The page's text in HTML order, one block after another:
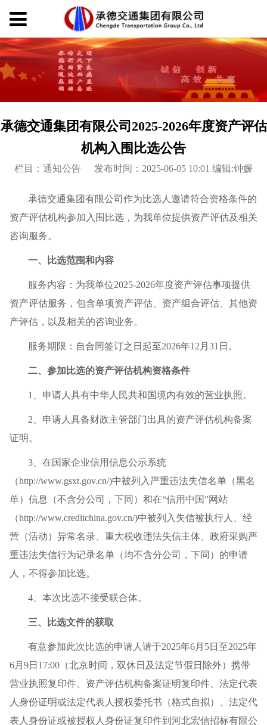
承德交通集团有限公司2025-2026年度资产评估
机构入围比选公告
栏目：通知公告 发布时间：2025-06-05 10:01 编辑:钟媛
承德交通集团有限公司作为比选人邀请符合资格条件的
资产评估机构参加入围比选，为我单位提供资产评估及相关
咨询服务。
一、比选范围和内容
服务内容：为我单位2025-2026年度资产评估事项提供
资产评估服务，包含单项资产评估、资产组合评估、其他资
产评估，以及相关的咨询业务。
服务期限：自合同签订之日起至2026年12月31日。
二、参加比选的资产评估机构资格条件
1、申请人具有中华人民共和国境内有效的营业执照。
2、申请人具备财政主管部门出具的资产评估机构备案
证明。
3、在国家企业信用信息公示系统
（http://www.gsxt.gov.cn/)中被列入严重违法失信名单（黑名
单）信息（不含分公司，下同）和在“信用中国”网站
（http://www.creditchina.gov.cn/)中被列入失信被执行人、经
营（活动）异常名录、重大税收违法失信主体、政府采购严
重违法失信行为记录名单（均不含分公司，下同）的申请
人，不得参加比选。
4、本次比选不接受联合体。
三、比选文件的获取
有意参加此次比选的申请人请于2025年6月5日至2025年
6月9日17:00（北京时间，双休日及法定节假日除外）携带
营业执照复印件、资产评估机构备案证明复印件、法定代表
人身份证明或法定代表人授权委托书（格式自拟）、法定代
表人身份证或被授权人身份证复印件到河北宏信招标有限公